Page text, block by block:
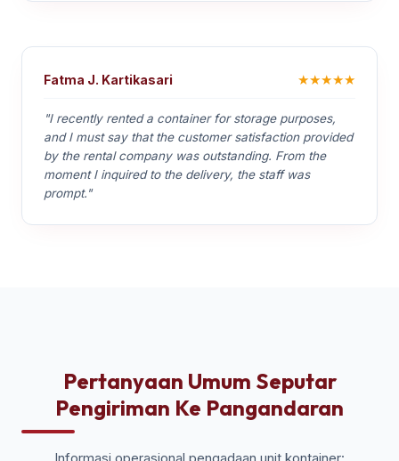
Fatma J. Kartikasari ★★★★★
"I recently rented a container for storage purposes,
and I must say that the customer satisfaction provided
by the rental company was outstanding. From the
moment I inquired to the delivery, the staff was
prompt."
Pertanyaan Umum Seputar
Pengiriman Ke Pangandaran